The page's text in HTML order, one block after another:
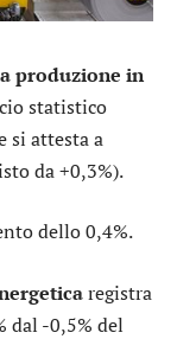
produzione in
statistico
si attesta a
da +0,3%).
dello 0,4%.
registra
dal -0,5% del